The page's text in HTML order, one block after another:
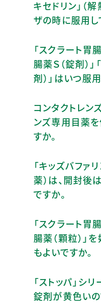
キセドリン」（
ザの時に服用し
「スクラート胃
腸薬Ｓ（錠剤）
剤）」はいつ服
コンタクトレン
ンズ専用目薬
すか。
「キッズバファ
薬）は、開封後
ですか。
「スクラート胃
腸薬（顆粒）」
もよいですか。
「ストッパ」シ
錠剤が黄色いの